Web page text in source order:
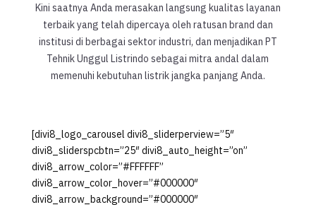
Kini saatnya Anda merasakan langsung kualitas layanan
terbaik yang telah dipercaya oleh ratusan brand dan
institusi di berbagai sektor industri, dan menjadikan PT
Tehnik Unggul Listrindo sebagai mitra andal dalam
memenuhi kebutuhan listrik jangka panjang Anda.
[divi8_logo_carousel divi8_sliderperview=”5″
divi8_sliderspcbtn=”25″ divi8_auto_height=”on”
divi8_arrow_color=”#FFFFFF”
divi8_arrow_color_hover=”#000000″
divi8_arrow_background=”#000000″